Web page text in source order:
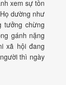
xem sự tồn
dường như
tưởng chừng
gánh nặng
xã hội đang
thì ngày